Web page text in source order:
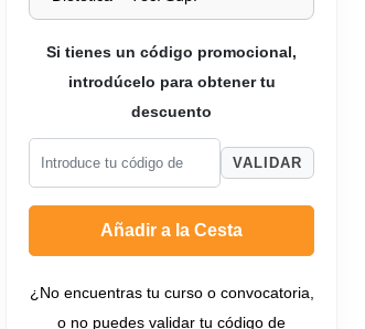
Si tienes un código promocional,
introdúcelo para obtener tu
descuento
VALIDAR
Añadir a la Cesta
¿No encuentras tu curso o convocatoria,
o no puedes validar tu código de